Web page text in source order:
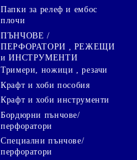
Папки за релеф и ембос
плочи
ПЪНЧОВЕ /
ПЕРФОРАТОРИ , РЕЖЕЩИ
и ИНСТРУМЕНТИ
Тримери, ножици , резачи
Крафт и хоби пособия
Крафт и хоби инструменти
Бордюрни пънчове/
перфоратори
Специални пънчове/
перфоратори